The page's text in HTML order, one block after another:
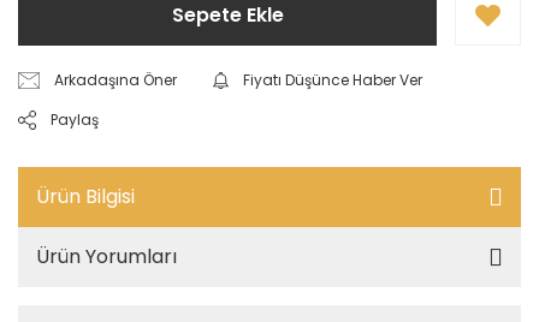
Sepete Ekle
Arkadaşına Öner
Fiyatı Düşünce Haber Ver
Paylaş
Ürün Bilgisi
Ürün Yorumları